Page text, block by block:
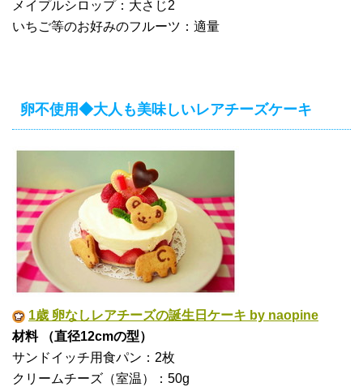
メイプルシロップ：大さじ2
いちご等のお好みのフルーツ：適量
卵不使用◆大人も美味しいレアチーズケーキ
1歳 卵なしレアチーズの誕生日ケーキ by naopine
材料 （直径12cmの型）
サンドイッチ用食パン：2枚
クリームチーズ（室温）：50g